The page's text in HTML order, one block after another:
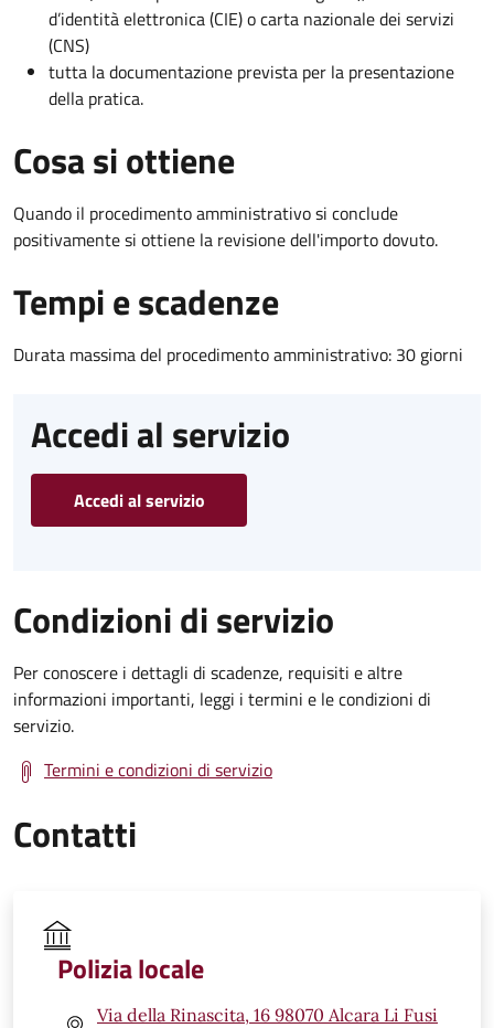
d’identità elettronica (CIE) o carta nazionale dei servizi
(CNS)
tutta la documentazione prevista per la presentazione
della pratica.
Cosa si ottiene
Quando il procedimento amministrativo si conclude
positivamente si ottiene la revisione dell'importo dovuto.
Tempi e scadenze
Durata massima del procedimento amministrativo: 30 giorni
Accedi al servizio
Accedi al servizio
Condizioni di servizio
Per conoscere i dettagli di scadenze, requisiti e altre
informazioni importanti, leggi i termini e le condizioni di
servizio.
Termini e condizioni di servizio
Contatti
Polizia locale
Via della Rinascita, 16 98070 Alcara Li Fusi